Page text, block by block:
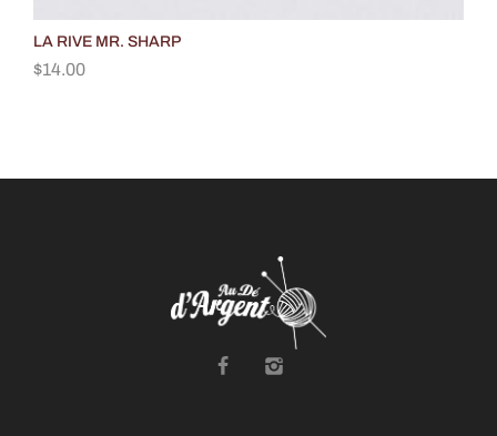
LA RIVE MR. SHARP
$14.00